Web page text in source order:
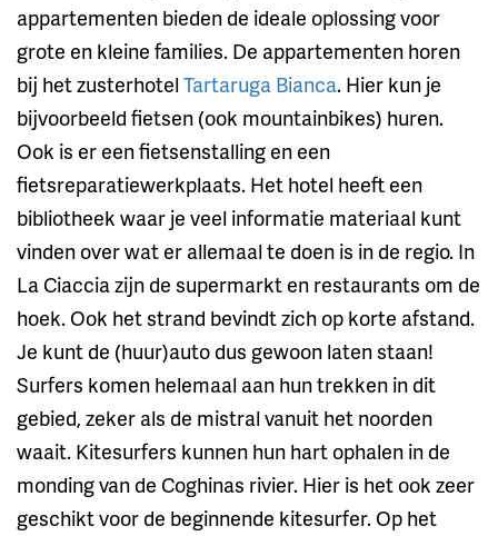
appartementen bieden de ideale oplossing voor
grote en kleine families. De appartementen horen
bij het zusterhotel Tartaruga Bianca. Hier kun je
bijvoorbeeld fietsen (ook mountainbikes) huren.
Ook is er een fietsenstalling en een
fietsreparatiewerkplaats. Het hotel heeft een
bibliotheek waar je veel informatie materiaal kunt
vinden over wat er allemaal te doen is in de regio. In
La Ciaccia zijn de supermarkt en restaurants om de
hoek. Ook het strand bevindt zich op korte afstand.
Je kunt de (huur)auto dus gewoon laten staan!
Surfers komen helemaal aan hun trekken in dit
gebied, zeker als de mistral vanuit het noorden
waait. Kitesurfers kunnen hun hart ophalen in de
monding van de Coghinas rivier. Hier is het ook zeer
geschikt voor de beginnende kitesurfer. Op het